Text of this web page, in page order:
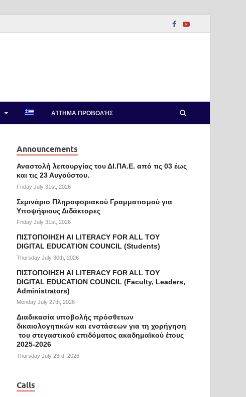
ΑΊΤΗΜΑ ΠΡΟΒΟΛΉΣ
Announcements
Αναστολή λειτουργίας του ΔΙ.ΠΑ.Ε. από τις 03 έως
και τις 23 Αυγούστου.
Friday July 31st, 2026
Σεμινάριο Πληροφοριακού Γραμματισμού για
Υποψήφιους Διδάκτορες
Friday July 31st, 2026
ΠΙΣΤΟΠΟΙΗΣΗ AI LITERACY FOR ALL ΤΟΥ
DIGITAL EDUCATION COUNCIL (Students)
Thursday July 30th, 2026
ΠΙΣΤΟΠΟΙΗΣΗ AI LITERACY FOR ALL ΤΟΥ
DIGITAL EDUCATION COUNCIL (Faculty, Leaders,
Administrators)
Monday July 27th, 2026
Διαδικασία υποβολής πρόσθετων
δικαιολογητικών και ενστάσεων για τη χορήγηση
του στεγαστικού επιδόματος ακαδημαϊκού έτους
2025-2026
Thursday July 23rd, 2026
Calls